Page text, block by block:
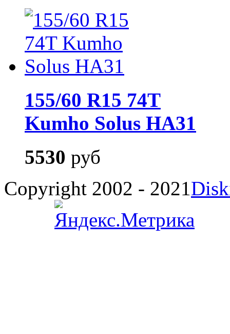
155/60 R15 74T
Kumho Solus HA31
5530 руб
Copyright 2002 - 2021